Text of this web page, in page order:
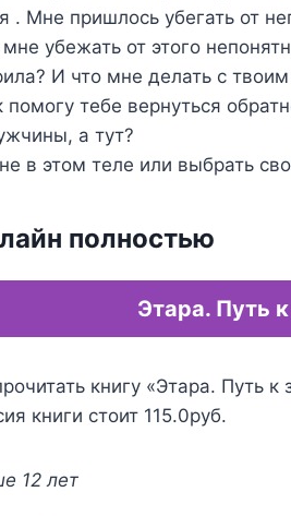
. Мне пришлось убегать от
убежать от этого
И что мне делать с
помогу тебе вернуться
а тут?
в этом теле или выбрать
полностью
Этара. Путь
книгу «Этара. Путь
книги стоит 115.0руб.
12 лет